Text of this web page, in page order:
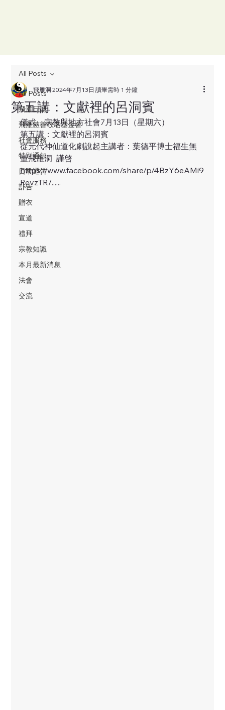
All Posts
飛雁日誌
飛雁慈善敬老基金會
社會服務
特別通知
日常通告
訃告
贈衣
宣道
禮拜
宗教知識
本月最新消息
法會
交流
All Posts
第五講：文獻裡的呂洞賓
飛雁洞2024年7月13日讀畢需時 1 分鐘
儀式、宗教與地方社會7月13日（星期六）
第五講：文獻裡的呂洞賓
從元代神仙道化劇說起主講者：葉德平博士福生無
量飛雁洞  謹啓
https://www.facebook.com/share/p/4BzY6eAMi9
RevzTR/......